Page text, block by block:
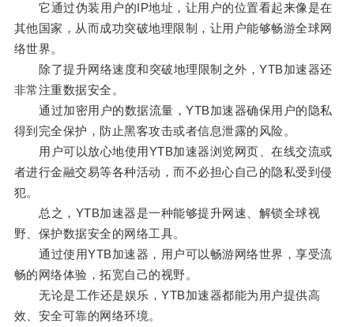
它通过伪装用户的IP地址，让用户的位置看起来像是在
其他国家，从而成功突破地理限制，让用户能够畅游全球网
络世界。
除了提升网络速度和突破地理限制之外，YTB加速器还
非常注重数据安全。
通过加密用户的数据流量，YTB加速器确保用户的隐私
得到完全保护，防止黑客攻击或者信息泄露的风险。
用户可以放心地使用YTB加速器浏览网页、在线交流或
者进行金融交易等各种活动，而不必担心自己的隐私受到侵
犯。
总之，YTB加速器是一种能够提升网速、解锁全球视
野、保护数据安全的网络工具。
通过使用YTB加速器，用户可以畅游网络世界，享受流
畅的网络体验，拓宽自己的视野。
无论是工作还是娱乐，YTB加速器都能为用户提供高
效、安全可靠的网络环境。